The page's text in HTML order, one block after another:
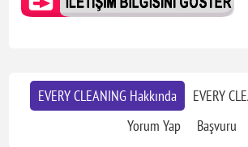
EVERY CLEANING Hakkında
EVERY
Yorum Yap
Başvuru